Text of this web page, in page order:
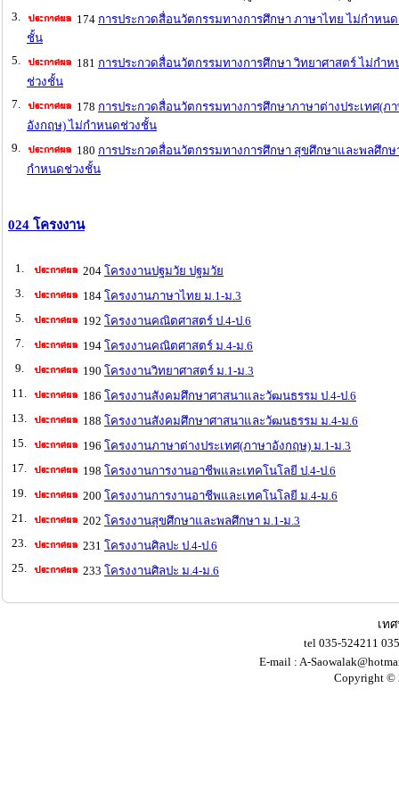
3.
174 การประกวดสื่อนวัตกรรมทางการศึกษา ภาษาไทย ไม่กำหน
ชั้น
5.
181 การประกวดสื่อนวัตกรรมทางการศึกษา วิทยาศาสตร์ ไม่กำห
ช่วงชั้น
7.
178 การประกวดสื่อนวัตกรรมทางการศึกษาภาษาต่างประเทศ(ภ
อังกฤษ) ไม่กำหนดช่วงชั้น
9.
180 การประกวดสื่อนวัตกรรมทางการศึกษา สุขศึกษาและพลศึกษ
กำหนดช่วงชั้น
024 โครงงาน
1. 204 โครงงานปฐมวัย ปฐมวัย
3.
184 โครงงานภาษาไทย ม.1-ม.3
5.
192 โครงงานคณิตศาสตร์ ป.4-ป.6
7.
194 โครงงานคณิตศาสตร์ ม.4-ม.6
9.
190 โครงงานวิทยาศาสตร์ ม.1-ม.3
11.
186 โครงงานสังคมศึกษาศาสนาและวัฒนธรรม ป.4-ป.6
13.
188 โครงงานสังคมศึกษาศาสนาและวัฒนธรรม ม.4-ม.6
15.
196 โครงงานภาษาต่างประเทศ(ภาษาอังกฤษ) ม.1-ม.3
17.
198 โครงงานการงานอาชีพและเทคโนโลยี ป.4-ป.6
19.
200 โครงงานการงานอาชีพและเทคโนโลยี ม.4-ม.6
21.
202 โครงงานสุขศึกษาและพลศึกษา ม.1-ม.3
23.
231 โครงงานศิลปะ ป.4-ป.6
25.
233 โครงงานศิลปะ ม.4-ม.6
เท
tel 035-524211
E-mail : A-
Copyright ©